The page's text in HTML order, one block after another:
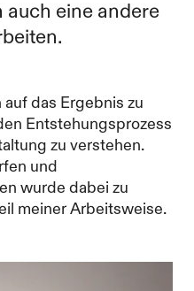
auch eine andere
das Ergebnis zu
Entstehungsprozess
zu verstehen.
und
wurde dabei zu
meiner Arbeitsweise.